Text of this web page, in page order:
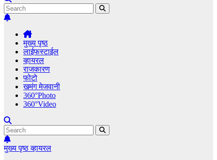
मुख्य पृष्ठ
लाईफस्टाईल
व्हायरल
राजकारण
फोटो
खमंग मेजवानी
360°Photo
360°Video
मुख्य पृष्ठव्हायरल